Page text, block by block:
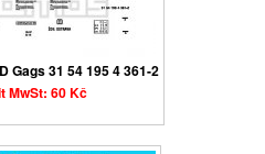
Gags 31 54 195 4 361-2
MwSt: 60 Kč